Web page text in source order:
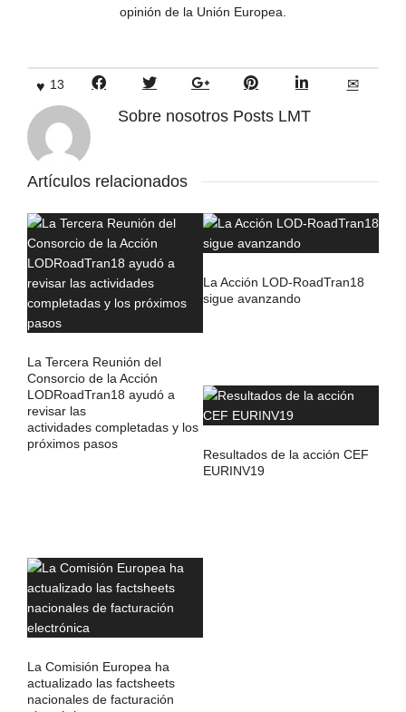
opinión de la Unión Europea.
13
Sobre nosotros Posts LMT
Artículos relacionados
La Tercera Reunión del
Consorcio de la Acción
LODRoadTran18 ayudó a
revisar las
actividades completadas y los
próximos pasos
La Acción LOD-RoadTran18
sigue avanzando
Resultados de la acción CEF
EURINV19
La Comisión Europea ha
actualizado las factsheets
nacionales de facturación